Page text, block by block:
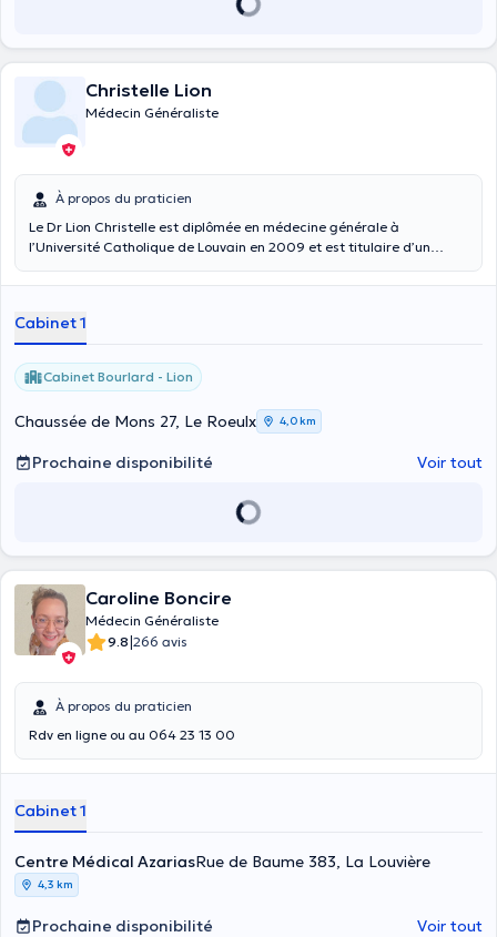
Christelle Lion
Médecin Généraliste
À propos du praticien
Le Dr Lion Christelle est diplômée en médecine générale à
l’Université Catholique de Louvain en 2009 et est titulaire d’un
prend en charge les enfants, les ados et les adultes. Elle pratique
vaccination. Elle consulte au cabinet privé "le cabinet Bourlard –
Lion" sis à Le Rœulx (Place du Château 7 - 7070). Elle est joignable
au 0470/300832 pour les prises de rendez-vous.
Cabinet 1
Cabinet Bourlard - Lion
Chaussée de Mons 27, Le Roeulx 4,0 km
Prochaine disponibilité Voir tout
Caroline Boncire
Médecin Généraliste
9.8|266 avis
À propos du praticien
Rdv en ligne ou au 064 23 13 00
Cabinet 1
Centre Médical AzariasRue de Baume 383, La Louvière
4,3 km
Prochaine disponibilité Voir tout